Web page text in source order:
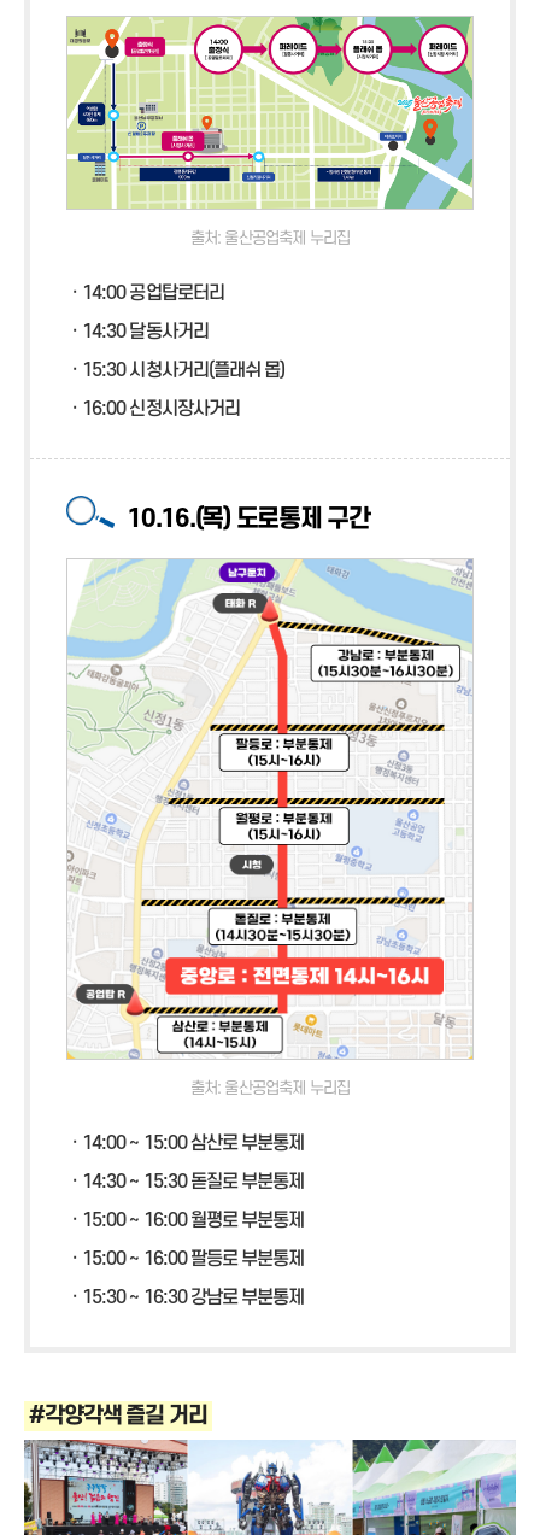
출처: 울산공업축제 누리집
ㆍ14:00 공업탑로터리
ㆍ14:30 달동사거리
ㆍ15:30 시청사거리(플래쉬 몹)
ㆍ16:00 신정시장사거리
10.16.(목) 도로통제 구간
출처: 울산공업축제 누리집
ㆍ14:00 ~ 15:00 삼산로 부분통제
ㆍ14:30 ~ 15:30 돋질로 부분통제
ㆍ15:00 ~ 16:00 월평로 부분통제
ㆍ15:00 ~ 16:00 팔등로 부분통제
ㆍ15:30 ~ 16:30 강남로 부분통제
#각양각색 즐길 거리